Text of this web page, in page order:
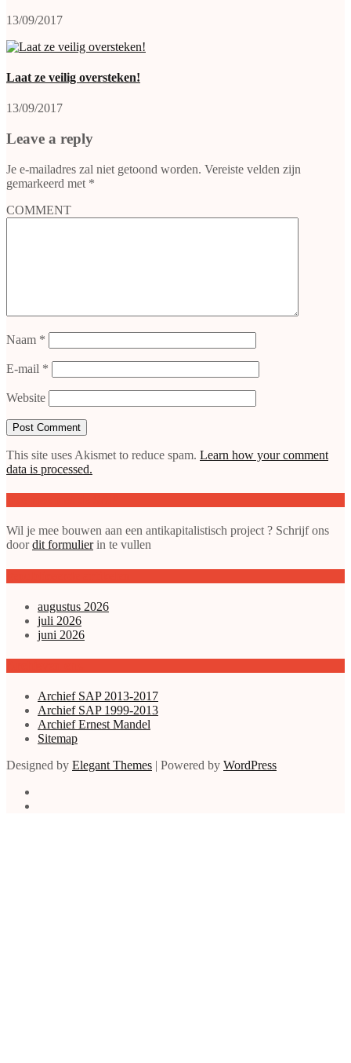
13/09/2017
Laat ze veilig oversteken!
13/09/2017
Leave a reply
Je e-mailadres zal niet getoond worden. Vereiste velden zijn
gemarkeerd met *
COMMENT
Naam *
E-mail *
Website
This site uses Akismet to reduce spam. Learn how your comment
data is processed.
Wil je mee bouwen aan een antikapitalistisch project ? Schrijf ons
doordit formulierin te vullen
augustus 2026
juli 2026
juni 2026
Archief SAP 2013-2017
Archief SAP 1999-2013
Archief Ernest Mandel
Sitemap
Designed by Elegant Themes | Powered by WordPress